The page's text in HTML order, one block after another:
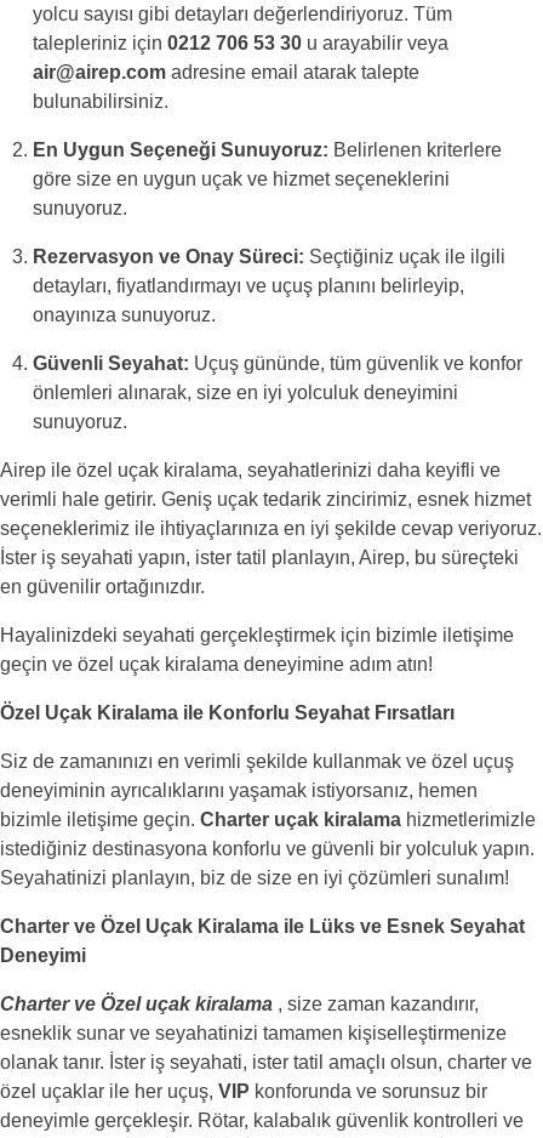
yolcu sayısı gibi detayları değerlendiriyoruz. Tüm
talepleriniz için0212 706 53 30 u arayabilir veya
air@airep.com adresine email atarak talepte
bulunabilirsiniz.
En Uygun Seçeneği Sunuyoruz: Belirlenen kriterlere
göre size en uygun uçak ve hizmet seçeneklerini
sunuyoruz.
Rezervasyon ve Onay Süreci: Seçtiğiniz uçak ile ilgili
detayları, fiyatlandırmayı ve uçuş planını belirleyip,
onayınıza sunuyoruz.
Güvenli Seyahat: Uçuş gününde, tüm güvenlik ve konfor
önlemleri alınarak, size en iyi yolculuk deneyimini
sunuyoruz.
Airep ile özel uçak kiralama, seyahatlerinizi daha keyifli ve
verimli hale getirir. Geniş uçak tedarik zincirimiz, esnek hizmet
seçeneklerimiz ile ihtiyaçlarınıza en iyi şekilde cevap veriyoruz.
İster iş seyahati yapın, ister tatil planlayın, Airep, bu süreçteki
en güvenilir ortağınızdır.
Hayalinizdeki seyahati gerçekleştirmek için bizimle iletişime
geçin ve özel uçak kiralama deneyimine adım atın!
Özel Uçak Kiralama ile Konforlu Seyahat Fırsatları
Siz de zamanınızı en verimli şekilde kullanmak ve özel uçuş
deneyiminin ayrıcalıklarını yaşamak istiyorsanız, hemen
bizimle iletişime geçin. Charter uçak kiralama hizmetlerimizle
istediğiniz destinasyona konforlu ve güvenli bir yolculuk yapın.
Seyahatinizi planlayın, biz de size en iyi çözümleri sunalım!
Charter ve Özel Uçak Kiralama ile Lüks ve Esnek Seyahat
Deneyimi
Charter ve Özel uçak kiralama , size zaman kazandırır,
esneklik sunar ve seyahatinizi tamamen kişiselleştirmenize
olanak tanır. İster iş seyahati, ister tatil amaçlı olsun, charter ve
özel uçaklar ile her uçuş, VIP konforunda ve sorunsuz bir
deneyimle gerçekleşir. Rötar, kalabalık güvenlik kontrolleri ve